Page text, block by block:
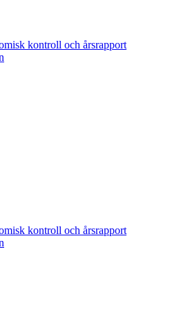
kontroll och årsrapport
kontroll och årsrapport